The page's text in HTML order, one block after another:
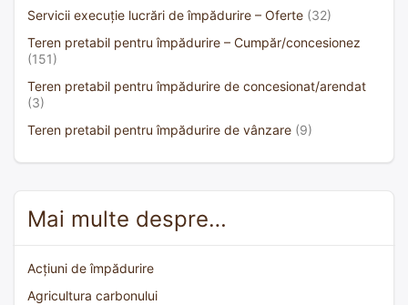
Servicii execuție lucrări de împădurire – Oferte (32)
Teren pretabil pentru împădurire – Cumpăr/concesionez
(151)
Teren pretabil pentru împădurire de concesionat/arendat
(3)
Teren pretabil pentru împădurire de vânzare (9)
Mai multe despre…
Acțiuni de împădurire
Agricultura carbonului